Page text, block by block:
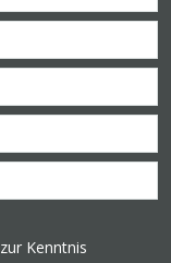
zur Kenntnis